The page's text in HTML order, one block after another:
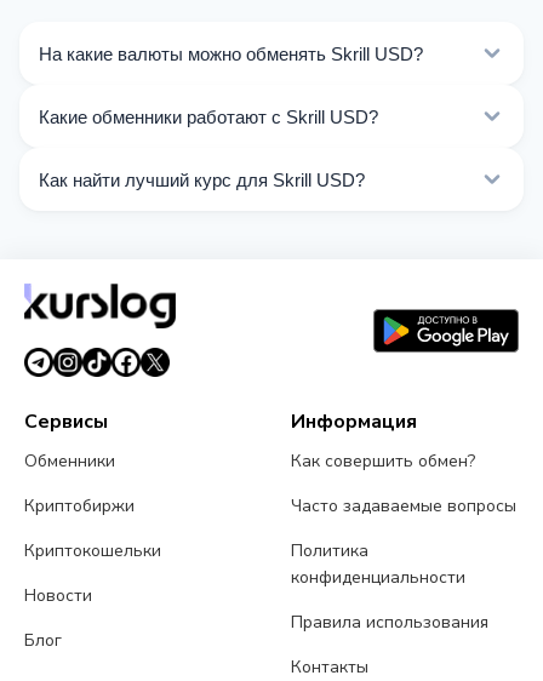
На какие валюты можно обменять Skrill USD?
USD. Выберите нужное направление из списка на
Какие обменники работают с Skrill USD?
операции с Skrill USD.
Как найти лучший курс для Skrill USD?
реальном времени.
Сервисы
Обменники
Криптобиржи
Криптокошельки
Новости
Блог
Информация
Как совершить обмен?
Часто задаваемые вопросы
Политика
конфиденциальности
Правила использования
Контакты